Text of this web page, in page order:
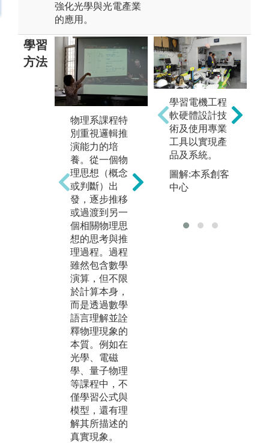
強化光學與光電產業
的應用。
學習
方法
物理系課程特
別重視邏輯推
演能力的培
養。從一個物
理思想（概念
或判斷）出
發，逐步推移
或過渡到另一
個相關物理思
想的思考與推
理過程。過程
雖然包含數學
演算，但不限
於計算本身，
而是透過數學
語言理解並詮
釋物理現象的
本質。例如在
光學、電磁
學、量子物理
等課程中，不
僅學習公式與
模型，還有理
解其所描述的
真實現象。
實驗教學課程
透過實際操
作，讓學生從
實驗中驗證科
學理論，或自
行設計實驗以
設計與實作能
學習電機工程
軟硬體設計技
術及使用專業
工具以實現產
品及系統。
圖解:本系創客
中心